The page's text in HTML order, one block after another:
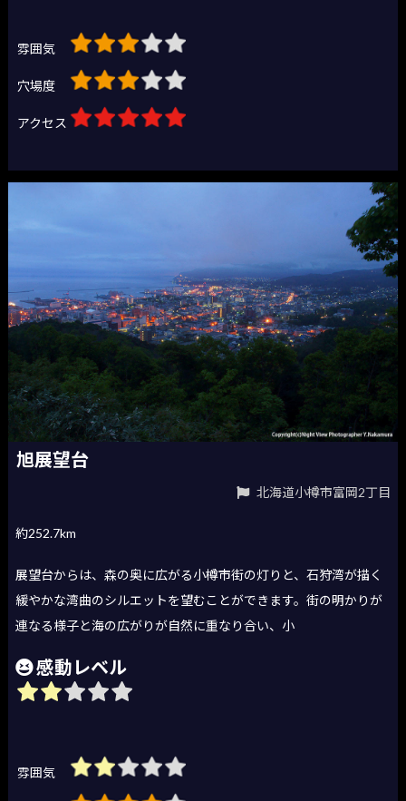
雰囲気
穴場度
アクセス
旭展望台
北海道小樽市富岡2丁目
約252.7km
展望台からは、森の奥に広がる小樽市街の灯りと、石狩湾が描く
緩やかな湾曲のシルエットを望むことができます。街の明かりが
連なる様子と海の広がりが自然に重なり合い、小
感動レベル
雰囲気